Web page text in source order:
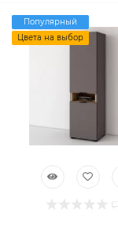
Популярный
Цвета на выбор